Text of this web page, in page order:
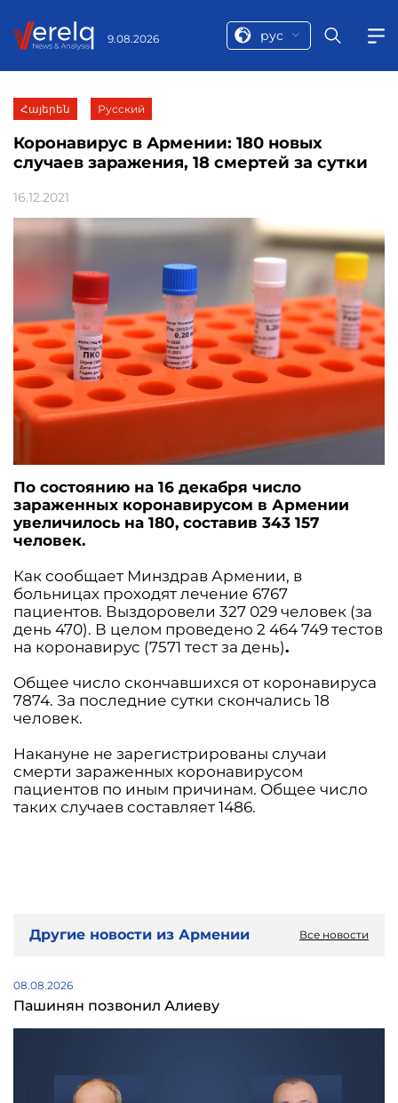
9.08.2026 рус
Հայերեն Русский
Коронавирус в Армении: 180 новых
случаев заражения, 18 смертей за сутки
16.12.2021
По состоянию на 16 декабря число
зараженных коронавирусом в Армении
увеличилось на 180, составив 343 157
человек.
Как сообщает Минздрав Армении, в
больницах проходят лечение 6767
пациентов. Выздоровели 327 029 человек (за
день 470). В целом проведено 2 464 749 тестов
на коронавирус (7571 тест за день).
Общее число скончавшихся от коронавируса
7874. За последние сутки скончались 18
человек.
Накануне не зарегистрированы случаи
смерти зараженных коронавирусом
пациентов по иным причинам. Общее число
таких случаев составляет 1486.
Другие новости из Армении Все новости
08.08.2026
Пашинян позвонил Алиеву